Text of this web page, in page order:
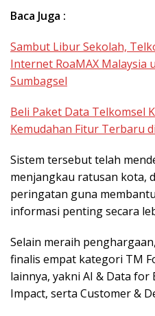
Baca Juga :
Sambut Libur Sekolah,
Internet RoaMAX Malaysia
Sumbagsel
Beli Paket Data Telkomsel
Kemudahan Fitur Terbaru
Sistem tersebut telah
menjangkau ratusan kota,
peringatan guna
informasi penting secara
Selain meraih
finalis empat kategori TM
lainnya, yakni AI & Data for
Impact, serta Customer &